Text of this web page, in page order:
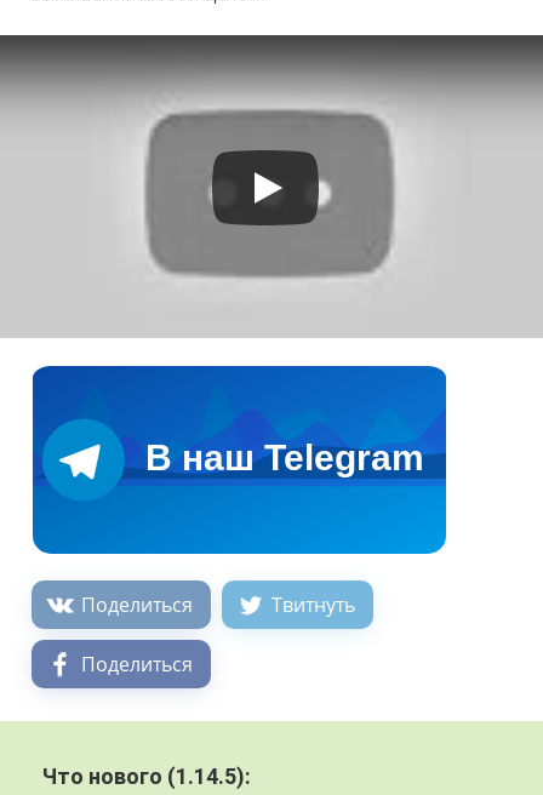
Поделиться Твитнуть
Поделиться
Что нового (1.14.5):